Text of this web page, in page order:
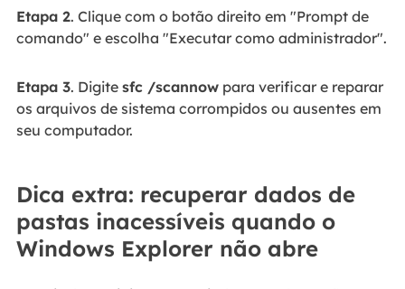
Etapa 2. Clique com o botão direito em "Prompt de
comando" e escolha "Executar como administrador".
Etapa 3. Digite sfc /scannowpara verificar e reparar
os arquivos de sistema corrompidos ou ausentes em
seu computador.
Dica extra: recuperar dados de
pastas inacessíveis quando o
Windows Explorer não abre